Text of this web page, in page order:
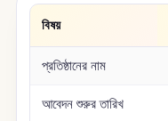
বিষয়
প্রতিষ্ঠানের নাম
আবেদন শুরুর তারিখ